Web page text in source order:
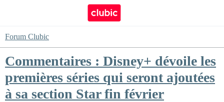
Forum Clubic
Commentaires : Disney+ dévoile les
premières séries qui seront ajoutées
à sa section Star fin février